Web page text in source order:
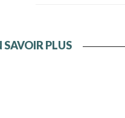
SAVOIR PLUS